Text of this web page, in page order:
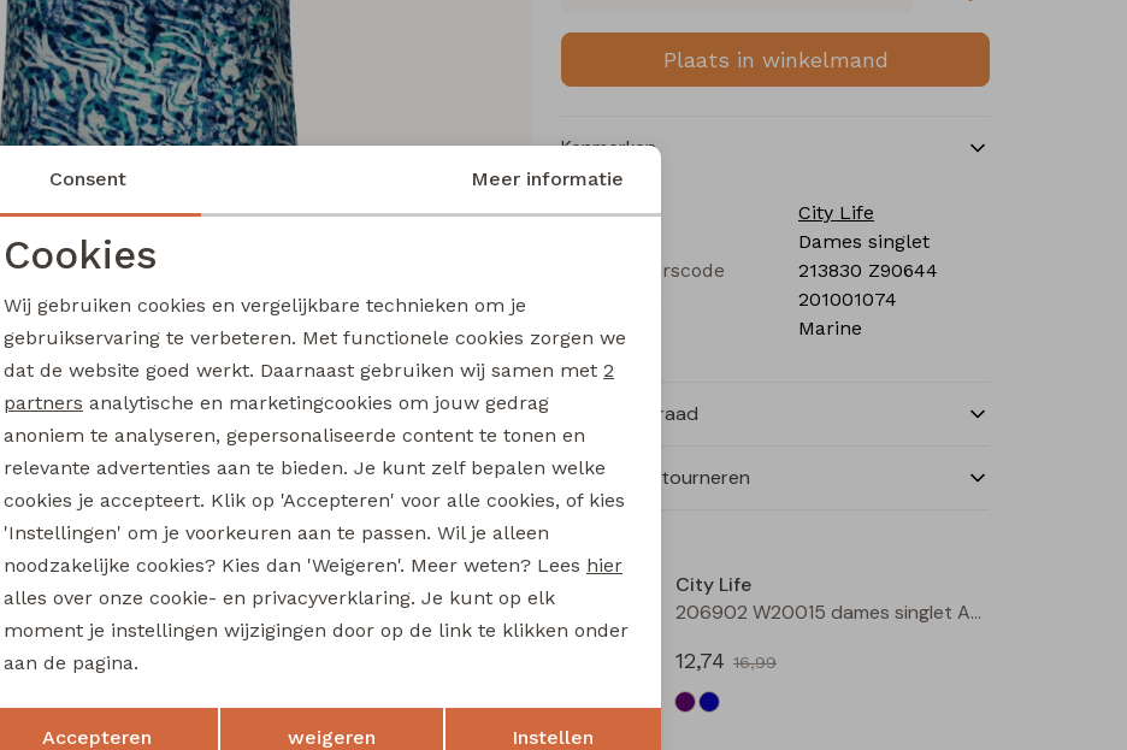
Plaats in winkelmand
Kenmerken
Merk
City Life
Dames singlet
Leverancierscode
213830 Z90644
201001074
Kleur
Marine
Winkelvoorraad
Ruilen en retourneren
Sale
214286 W20012 dames singlet Petrol
11,24 14,99
City Life
City Life
206902 W20015 dames singlet Aubergine
12,74 16,99
Noodzakelijke cookies
Analytische cookies Marketing cookies
Terug Opslaan
Consent Meer informatie
Cookies
Wij gebruiken cookies en vergelijkbare technieken om je
gebruikservaring te verbeteren. Met functionele cookies zorgen we
dat de website goed werkt. Daarnaast gebruiken wij samen met 2
partners analytische en marketingcookies om jouw gedrag
anoniem te analyseren, gepersonaliseerde content te tonen en
relevante advertenties aan te bieden. Je kunt zelf bepalen welke
cookies je accepteert. Klik op 'Accepteren' voor alle cookies, of kies
'Instellingen' om je voorkeuren aan te passen. Wil je alleen
noodzakelijke cookies? Kies dan 'Weigeren'. Meer weten? Lees hier
alles over onze cookie- en privacyverklaring. Je kunt op elk
moment je instellingen wijzigingen door op de link te klikken onder
aan de pagina.
Accepteren weigeren Instellen